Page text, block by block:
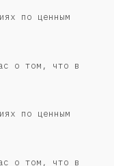
по ценным
о том, что в
по ценным
о том, что в